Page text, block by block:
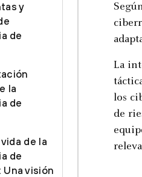
y
de
la
de
de la
de
Una visión
La
los
de